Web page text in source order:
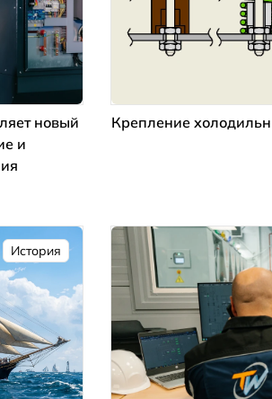
новый
и
Крепление
История